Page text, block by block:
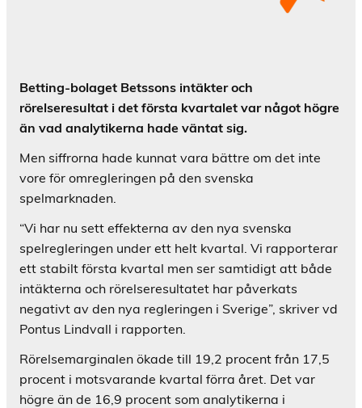
Betting-bolaget Betssons intäkter och
rörelseresultat i det första kvartalet var något högre
än vad analytikerna hade väntat sig.
Men siffrorna hade kunnat vara bättre om det inte
vore för omregleringen på den svenska
spelmarknaden.
“Vi har nu sett effekterna av den nya svenska
spelregleringen under ett helt kvartal. Vi rapporterar
ett stabilt första kvartal men ser samtidigt att både
intäkterna och rörelseresultatet har påverkats
negativt av den nya regleringen i Sverige”, skriver vd
Pontus Lindvall i rapporten.
Rörelsemarginalen ökade till 19,2 procent från 17,5
procent i motsvarande kvartal förra året. Det var
högre än de 16,9 procent som analytikerna i